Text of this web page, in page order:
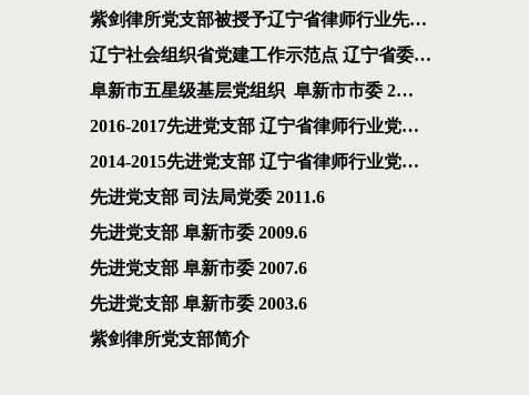
紫剑律所党支部被授予辽宁省律师行业先…
辽宁社会组织省党建工作示范点 辽宁省委…
阜新市五星级基层党组织 阜新市市委 2…
2016-2017先进党支部 辽宁省律师行业党…
2014-2015先进党支部 辽宁省律师行业党…
先进党支部 司法局党委 2011.6
先进党支部 阜新市委 2009.6
先进党支部 阜新市委 2007.6
先进党支部 阜新市委 2003.6
紫剑律所党支部简介